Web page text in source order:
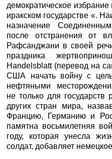
демократическое
иракском государстве «.
назначение
после отстранения от
Рафсанджани в своей
праздника
Handelsblatt (перевод на
США начать войну с
нефтяными
не только для государств
других стран мира,
Францию, Германию и
памятна восьмилетняя
году, которая унесла
солдат, добавляет